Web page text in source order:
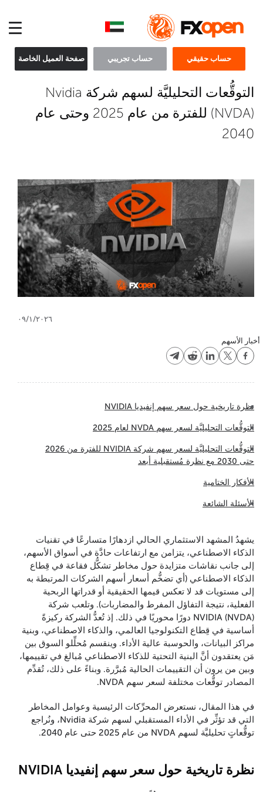
حساب حقيقي حساب تجريبي صفحة العميل الخاصة
التوقُّعات التحليليَّة لسهم شركة Nvidia
(NVDA) للفترة من عام 2025 وحتى عام
2040
٠٩/١/٢٠٢٦
أخبار الأسهم
نظرة تاريخية حول سعر سهم إنفيديا NVIDIA
التوقُّعات التحليليَّة لسعر سهم NVDA لعام 2025
التوقُّعات التحليليَّة لسعر سهم شركة NVIDIA للفترة من 2026
حتى 2030 مع نظرة مُستقبلية أبعد
الأفكار الختامية
الأسئلة الشائعة
يشهدُ المشهد الاستثماري الحالي ازدهارًا متسارعًا في تقنيات
الذكاء الاصطناعي، يتزامن مع ارتفاعات حادَّة في أسواق الأسهم،
إلى جانب نقاشات متزايدة حول مخاطر تشكُّل فقاعة في قِطاع
الذكاء الاصطناعي (أي تضخُّم أسعار أسهم الشركات المرتبطة به
إلى مستويات قد لا تعكس قيمها الحقيقية أو قدراتها الربحية
الفعلية، نتيجة التفاؤل المفرط والمضاربات). وتلعب شركة
NVIDIA (NVDA) دورًا محوريًا في ذلك. إذ تُعدُّ الشركة ركيزةً
أساسية في قِطاع التكنولوجيا العالمي، والذكاء الاصطناعي، وبنية
مراكز البيانات، والحوسبة عالية الأداء. وينقسم مُحلِّلو السوق بين
مَن يعتقدون أنَّ البنية التحتية للذكاء الاصطناعي مُبالغ في تقييمها،
وبين من يرون أن التقييمات الحالية مُبرَّرة. وبناءً على ذلك، تُقدِّم
المصادر توقُّعات مختلفة لسعر سهم NVDA.
في هذا المقال، نستعرض المحرِّكات الرئيسية وعوامل المخاطر
التي قد تؤثِّر في الأداء المستقبلي لسهم شركة Nvidia، ونُراجع
توقُّعاتٍ تحليليَّة لسهم NVDA من عام 2025 حتى عام 2040.
نظرة تاريخية حول سعر سهم إنفيديا NVIDIA